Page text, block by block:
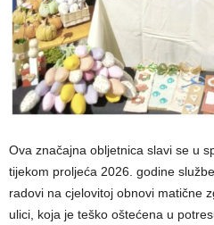
Ova značajna obljetnica slavi se u
tijekom proljeća 2026. godine
radovi na cjelovitoj obnovi matične
ulici, koja je teško oštećena u